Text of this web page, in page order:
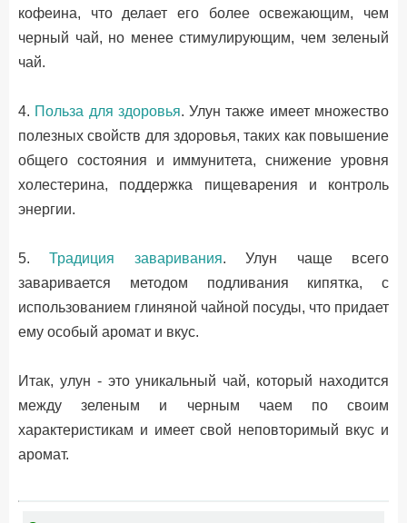
кофеина, что делает его более освежающим, чем
черный чай, но менее стимулирующим, чем зеленый
чай.
4. Польза для здоровья. Улун также имеет множество
полезных свойств для здоровья, таких как повышение
общего состояния и иммунитета, снижение уровня
холестерина, поддержка пищеварения и контроль
энергии.
5.Традиция заваривания. Улун чаще всего
заваривается методом подливания кипятка, с
использованием глиняной чайной посуды, что придает
ему особый аромат и вкус.
Итак, улун - это уникальный чай, который находится
между зеленым и черным чаем по своим
характеристикам и имеет свой неповторимый вкус и
аромат.